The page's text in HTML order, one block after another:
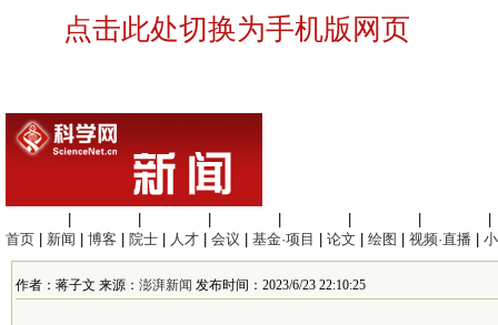
点击此处切换为手机版网页
首页
新闻 博客 院士 人才 会议 基金·项目 论文 绘图 视频·直播
作者：蒋子文 来源： 澎湃新闻 发布时间：2023/6/23 22:10:25